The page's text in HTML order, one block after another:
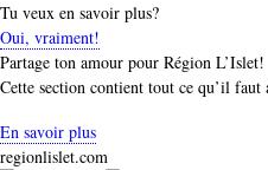
Tu veux en savoir plus?
Oui, vraiment!
Partage ton amour pour Région L’Islet!
Cette section contient tout ce qu’il
En savoir plus
regionlislet.com